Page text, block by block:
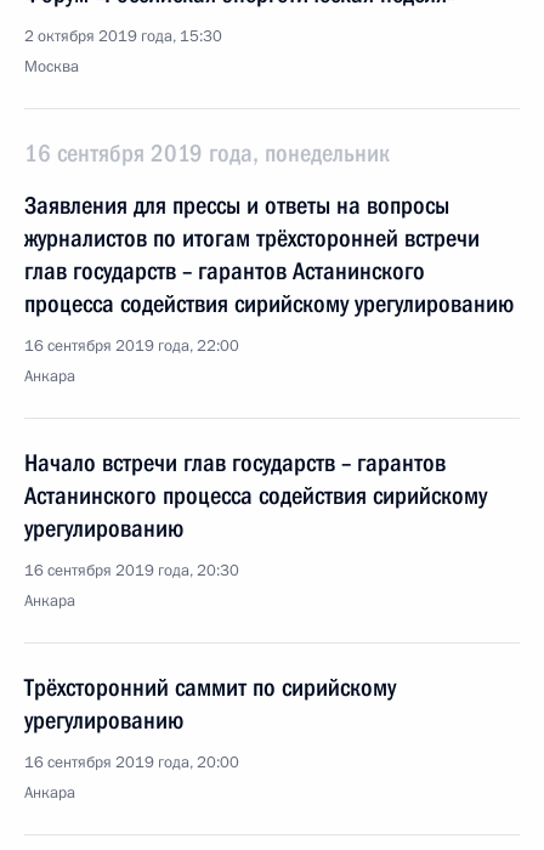
2 октября 2019 года, 15:30
Москва
16 сентября 2019 года, понедельник
Заявления для прессы и ответы на вопросы
журналистов по итогам трёхсторонней встречи
глав государств – гарантов Астанинского
процесса содействия сирийскому урегулированию
16 сентября 2019 года, 22:00
Анкара
Начало встречи глав государств – гарантов
Астанинского процесса содействия сирийскому
урегулированию
16 сентября 2019 года, 20:30
Анкара
Трёхсторонний саммит по сирийскому
урегулированию
16 сентября 2019 года, 20:00
Анкара